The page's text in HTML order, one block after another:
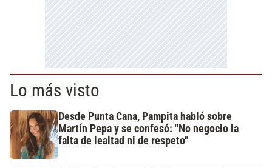
Lo más visto
Desde Punta Cana, Pampita habló sobre
Martín Pepa y se confesó: "No negocio la
falta de lealtad ni de respeto"